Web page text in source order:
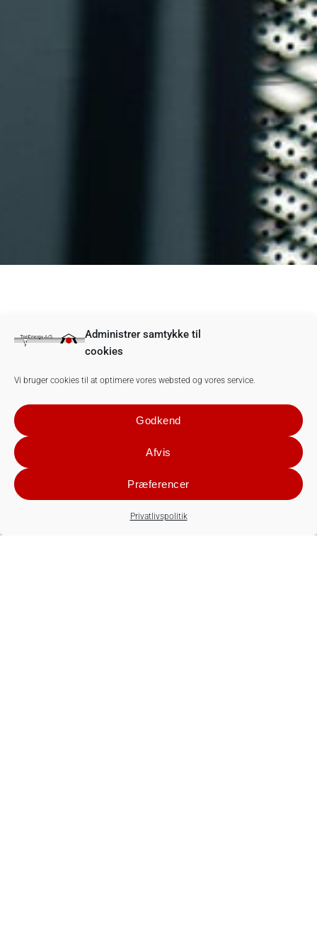
Administrer samtykke til
cookies
Vi bruger cookies til at optimere vores websted og vores service.
Godkend
Afvis
Præferencer
Privatlivspolitik